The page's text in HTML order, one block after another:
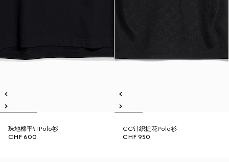
珠地棉平针Polo衫
CHF 600
GG针织提花Polo衫
CHF 950